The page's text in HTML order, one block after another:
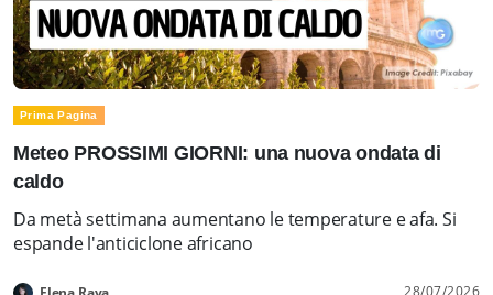
Prima Pagina
Meteo PROSSIMI GIORNI: una nuova ondata di
caldo
Da metà settimana aumentano le temperature e afa. Si
espande l'anticiclone africano
28/07/2026